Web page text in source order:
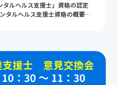
ルヘルス支援士」資格の認定
タルヘルス支援士資格の概要に